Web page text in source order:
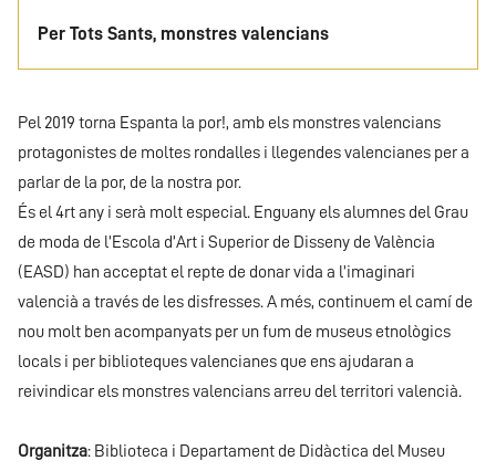
Per Tots Sants, monstres valencians
Pel 2019 torna Espanta la por!, amb els monstres valencians
protagonistes de moltes rondalles i llegendes valencianes per a
parlar de la por, de la nostra por.
És el 4rt any i serà molt especial. Enguany els alumnes del Grau
de moda de l’Escola d’Art i Superior de Disseny de València
(EASD) han acceptat el repte de donar vida a l’imaginari
valencià a través de les disfresses. A més, continuem el camí de
nou molt ben acompanyats per un fum de museus etnològics
locals i per biblioteques valencianes que ens ajudaran a
reivindicar els monstres valencians arreu del territori valencià.
Organitza: Biblioteca i Departament de Didàctica del Museu